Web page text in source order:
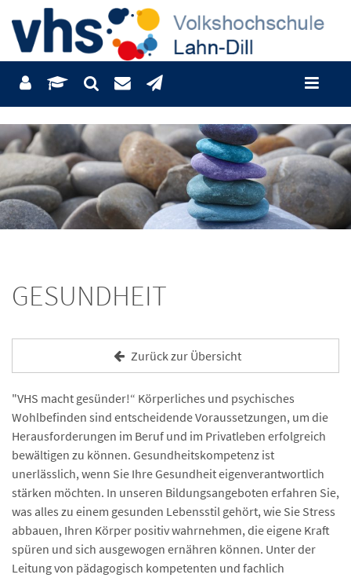
GESUNDHEIT
Zurück zur Übersicht
"VHS macht gesünder!“ Körperliches und psychisches
Wohlbefinden sind entscheidende Voraussetzungen, um die
Herausforderungen im Beruf und im Privatleben erfolgreich
bewältigen zu können. Gesundheitskompetenz ist
unerlässlich, wenn Sie Ihre Gesundheit eigenverantwortlich
stärken möchten. In unseren Bildungsangeboten erfahren Sie,
was alles zu einem gesunden Lebensstil gehört, wie Sie Stress
abbauen, Ihren Körper positiv wahrnehmen, die eigene Kraft
spüren und sich ausgewogen ernähren können. Unter der
Leitung von pädagogisch kompetenten und fachlich